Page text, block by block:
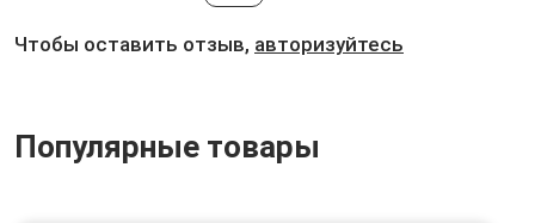
Чтобы оставить отзыв, авторизуйтесь
Популярные товары